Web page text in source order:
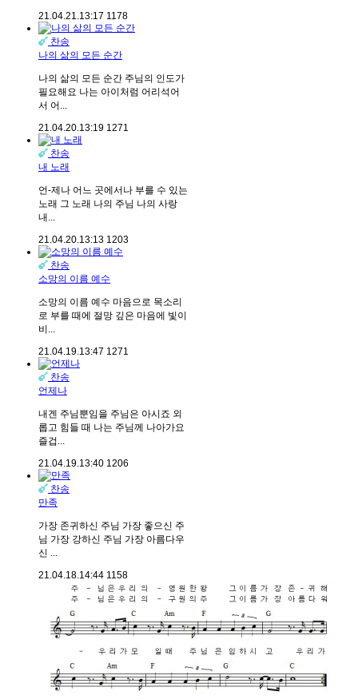
21.04.21.13:17 1178
찬송
나의 삶의 모든 순간
나의 삶의 모든 순간 주님의 인도가
필요해요 나는 아이처럼 어리석어
서 어...
21.04.20.13:19 1271
찬송
내 노래
언-제나 어느 곳에서나 부를 수 있는
노래 그 노래 나의 주님 나의 사랑
내...
21.04.20.13:13 1203
찬송
소망의 이름 예수
소망의 이름 예수 마음으로 목소리
로 부를 때에 절망 깊은 마음에 빛이
비...
21.04.19.13:47 1271
찬송
언제나
내겐 주님뿐임을 주님은 아시죠 외
롭고 힘들 때 나는 주님께 나아가요
즐겁...
21.04.19.13:40 1206
찬송
만족
가장 존귀하신 주님 가장 좋으신 주
님 가장 강하신 주님 가장 아름다우
신 ...
21.04.18.14:44 1158